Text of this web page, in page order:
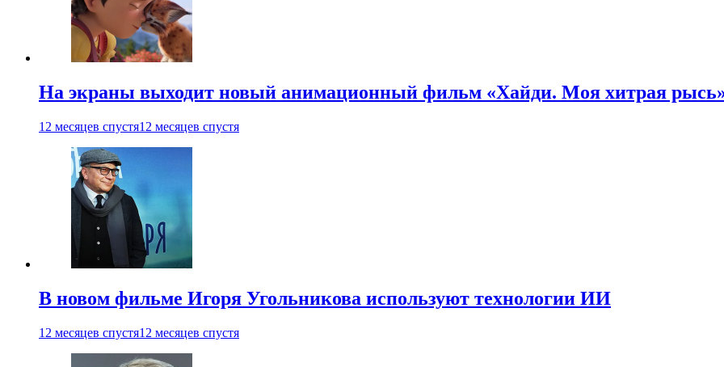
На экраны выходит новый анимационный фильм «Хайди. Моя хитрая
12 месяцев спустя12 месяцев спустя
В новом фильме Игоря Угольникова используют технологии ИИ
12 месяцев спустя12 месяцев спустя